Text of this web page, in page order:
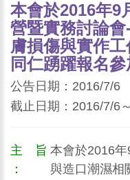
本會於2016年9
營暨實務討論
膚損傷與實作
同仁踴躍報名參
公告日期：2016/7/6
截止日期：2016/7/6
主 旨
：
本會於2016
與造口潮濕相